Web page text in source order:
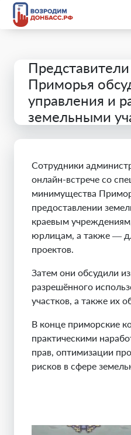
Приморья
управления и
земельными
Сотрудники
онлайн-встрече со
минимущества
предоставлении
краевым
юрлицам, а также —
проектов.
Затем они обсудили
разрешённого
участков, а также их
В конце приморские
практическими
прав, оптимизации
рисков в сфере